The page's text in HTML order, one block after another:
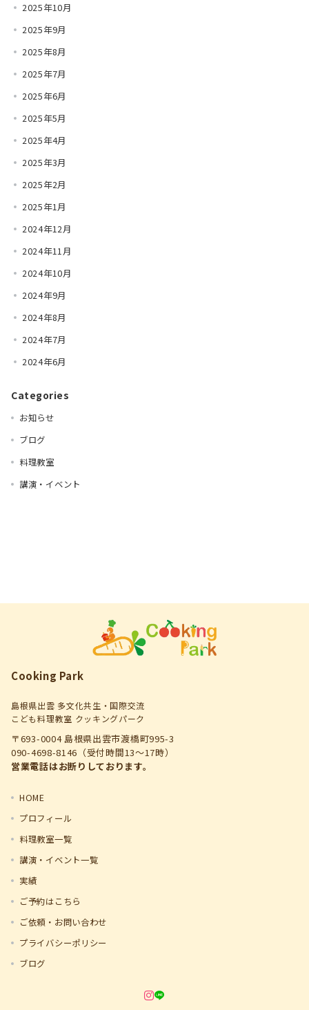
2025年10月
2025年9月
2025年8月
2025年7月
2025年6月
2025年5月
2025年4月
2025年3月
2025年2月
2025年1月
2024年12月
2024年11月
2024年10月
2024年9月
2024年8月
2024年7月
2024年6月
Categories
お知らせ
ブログ
料理教室
講演・イベント
Cooking Park
島根県出雲 多文化共生・国際交流
こども料理教室 クッキングパーク
〒693-0004 島根県出雲市渡橋町995-3
090-4698-8146（受付時間13～17時）
営業電話はお断りしております。
HOME
プロフィール
料理教室一覧
講演・イベント一覧
実績
ご予約はこちら
ご依頼・お問い合わせ
プライバシーポリシー
ブログ